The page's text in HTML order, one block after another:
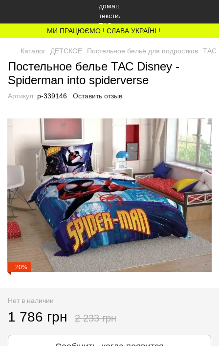
МИ ПРАЦЮЄМО ! СЛАВА УКРАЇНІ !
Каталог ДЕТСКОЕ Постельное бельё для подростков ТАС
Постельное белье ТАС Disney -
Spiderman into spiderverse
Артикул: p-339146 Оставить отзыв
−20%
Нет в наличии
1 786 грн 2 233 грн